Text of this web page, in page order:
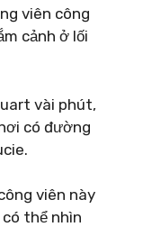
viên công
cảnh ở lối
vài phút,
có đường
viên này
có thể nhìn